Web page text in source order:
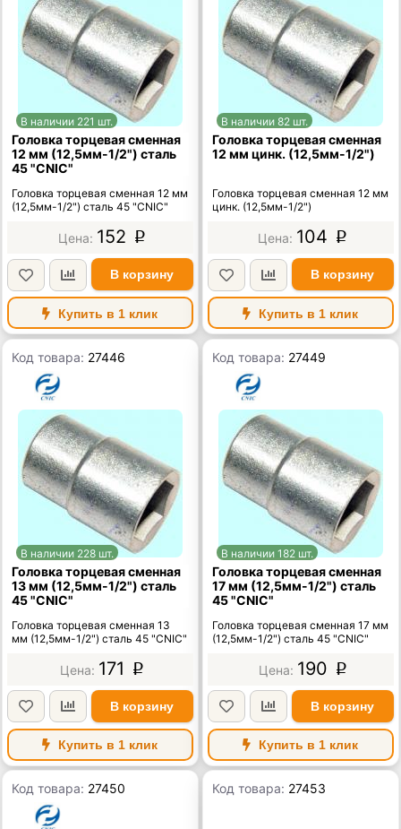
В наличии 221 шт.
Головка торцевая сменная
12 мм (12,5мм-1/2") сталь
45 "CNIC"
Головка торцевая сменная 12 мм
(12,5мм-1/2") сталь 45 "CNIC"
152 p
В корзину
Купить в 1 клик
В наличии 82 шт.
Головка торцевая сменная
12 мм цинк. (12,5мм-1/2")
Головка торцевая сменная 12 мм
цинк. (12,5мм-1/2")
104 p
В корзину
Купить в 1 клик
Код товара: 27446
В наличии 228 шт.
Головка торцевая сменная
13 мм (12,5мм-1/2") сталь
45 "CNIC"
Головка торцевая сменная 13
мм (12,5мм-1/2") сталь 45 "CNIC"
171 p
В корзину
Купить в 1 клик
Код товара: 27449
В наличии 182 шт.
Головка торцевая сменная
17 мм (12,5мм-1/2") сталь
45 "CNIC"
Головка торцевая сменная 17 мм
(12,5мм-1/2") сталь 45 "CNIC"
190 p
В корзину
Купить в 1 клик
Код товара: 27450 Код товара: 27453